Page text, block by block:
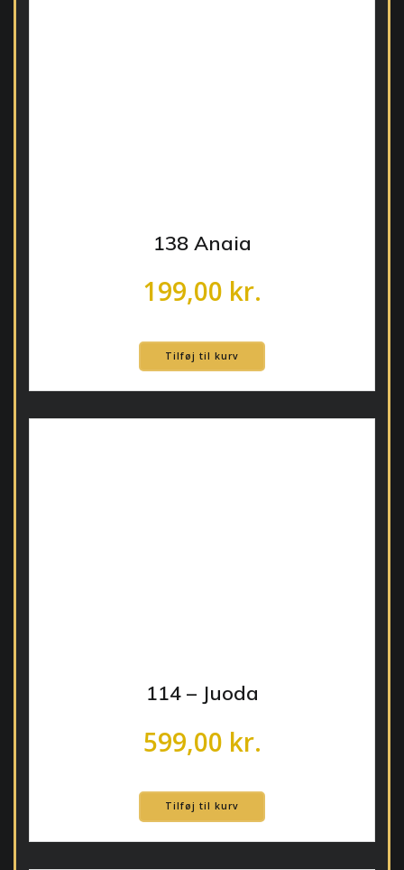
138 Anaia
199,00 kr.
Tilføj til kurv
114 – Juoda
599,00 kr.
Tilføj til kurv